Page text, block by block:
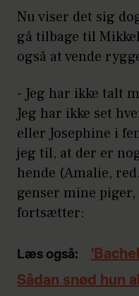
Nu viser det sig
gå tilbage til
også at vende
- Jeg har ikke talt
Jeg har ikke set
eller Josephine i
jeg til, at der er
hende (Amalie,
genser mine
fortsætter:
Læs også:
Sådan snød hun